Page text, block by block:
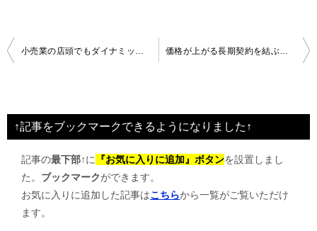
投
ビ
ゲ
小売業の店頭でもダイナミックプライシング普及へ 価格が上がる長期契約を結ぶことができるメーカーとは
↑記事をブックマークできるようになりました↑
記事の最下部↑に 『お気に入りに追加』ボタンを設置しまし
た。 ブックマークができます。
お気に入りに追加した記事はこちらから一覧がご覧いただけ
ます。